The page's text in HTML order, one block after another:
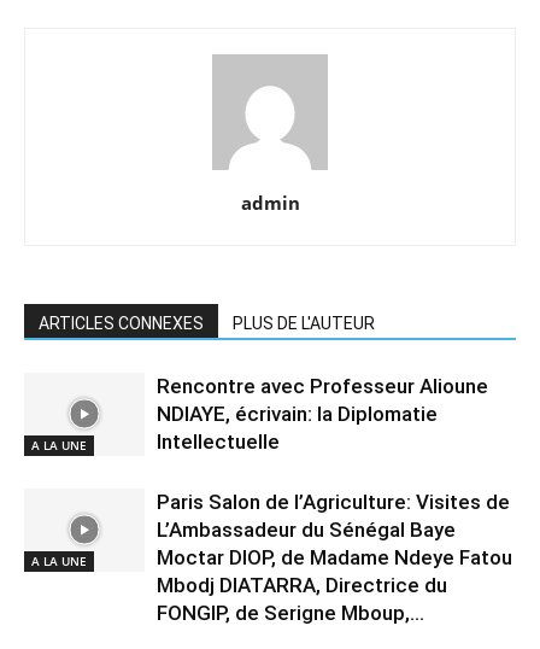
admin
ARTICLES CONNEXES PLUS DE L'AUTEUR
A LA UNE
Rencontre avec Professeur Alioune
NDIAYE, écrivain: la Diplomatie
Intellectuelle
A LA UNE
Paris Salon de l’Agriculture: Visites de
L’Ambassadeur du Sénégal Baye
Moctar DIOP, de Madame Ndeye Fatou
Mbodj DIATARRA, Directrice du
FONGIP, de Serigne Mboup,...